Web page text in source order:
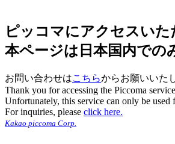
ピッコマにアクセスいた
本ページは日本国内での
お問い合わせはこちらからお願いいた
Thank you for accessing the Piccoma
Unfortunately, this service can only be used
For inquiries, please click here.
Kakao piccoma Corp.